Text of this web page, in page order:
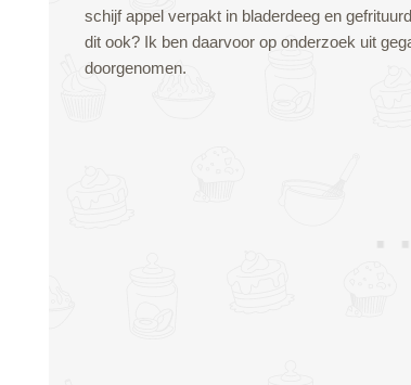
schijf appel verpakt in bladerdeeg en
dit ook? Ik ben daarvoor op onderzoek uit
doorgenomen.